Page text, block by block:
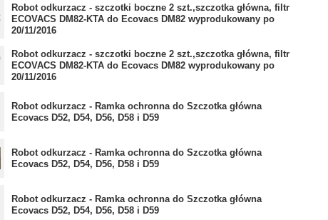
Robot odkurzacz - szczotki boczne 2 szt.,szczotka główna, filtr
ECOVACS DM82-KTA do Ecovacs DM82 wyprodukowany po
20/11/2016
Robot odkurzacz - szczotki boczne 2 szt.,szczotka główna, filtr
ECOVACS DM82-KTA do Ecovacs DM82 wyprodukowany po
20/11/2016
Robot odkurzacz - Ramka ochronna do Szczotka główna
Ecovacs D52, D54, D56, D58 i D59
Robot odkurzacz - Ramka ochronna do Szczotka główna
Ecovacs D52, D54, D56, D58 i D59
Robot odkurzacz - Ramka ochronna do Szczotka główna
Ecovacs D52, D54, D56, D58 i D59